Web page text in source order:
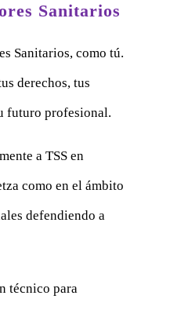
Sanitarios
Sanitarios, como tú.
derechos, tus
futuro profesional.
a TSS en
como en el ámbito
defendiendo a
técnico para